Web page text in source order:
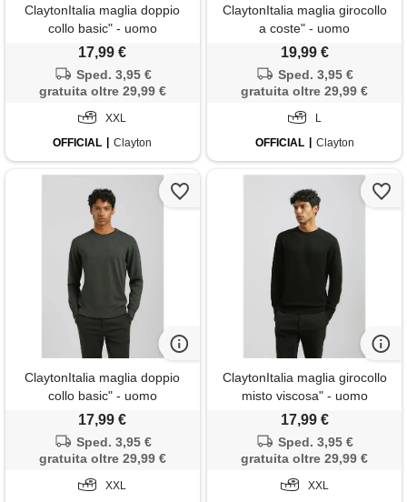
ClaytonItalia maglia doppio
collo basic" - uomo
17,99 €
Sped. 3,95 €
gratuita oltre 29,99 €
XXL
OFFICIAL
Clayton
ClaytonItalia maglia girocollo
a coste" - uomo
19,99 €
Sped. 3,95 €
gratuita oltre 29,99 €
L
OFFICIAL
Clayton
ClaytonItalia maglia doppio
collo basic" - uomo
17,99 €
Sped. 3,95 €
gratuita oltre 29,99 €
XXL
ClaytonItalia maglia girocollo
misto viscosa" - uomo
17,99 €
Sped. 3,95 €
gratuita oltre 29,99 €
XXL